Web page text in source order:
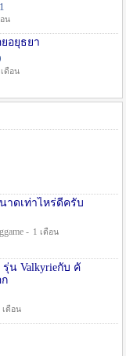
น
อยุธยา
ดือน
าดเท่าไหร่ดีครับ
- 1 เดือน
น Valkyrieกับ คั
ก
เดือน